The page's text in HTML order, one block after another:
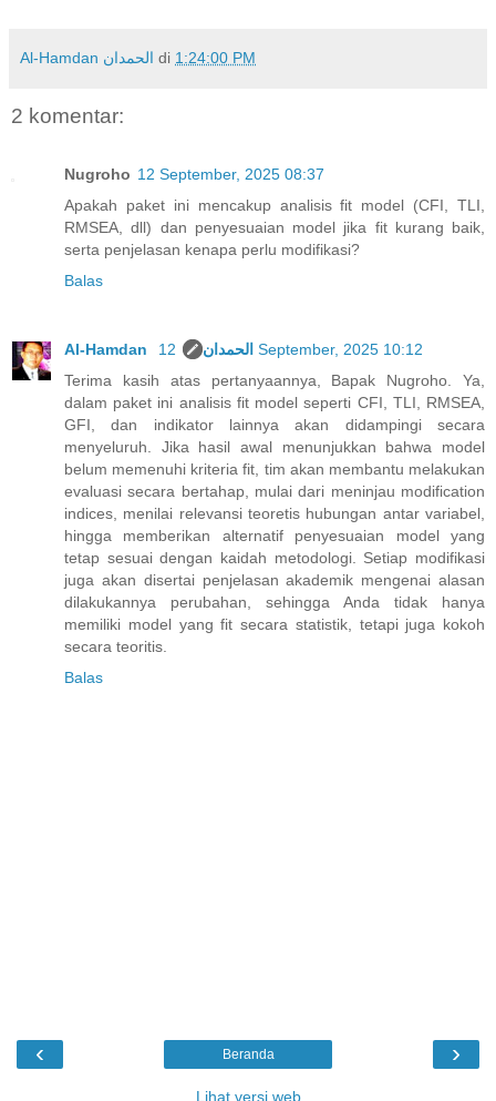
Al-Hamdan الحمدان di 1:24:00 PM
2 komentar:
Nugroho 12 September, 2025 08:37
Apakah paket ini mencakup analisis fit model (CFI, TLI,
RMSEA, dll) dan penyesuaian model jika fit kurang baik,
serta penjelasan kenapa perlu modifikasi?
Balas
Al-Hamdan الحمدان 12 September, 2025 10:12
Terima kasih atas pertanyaannya, Bapak Nugroho. Ya,
dalam paket ini analisis fit model seperti CFI, TLI, RMSEA,
GFI, dan indikator lainnya akan didampingi secara
menyeluruh. Jika hasil awal menunjukkan bahwa model
belum memenuhi kriteria fit, tim akan membantu melakukan
evaluasi secara bertahap, mulai dari meninjau modification
indices, menilai relevansi teoretis hubungan antar variabel,
hingga memberikan alternatif penyesuaian model yang
tetap sesuai dengan kaidah metodologi. Setiap modifikasi
juga akan disertai penjelasan akademik mengenai alasan
dilakukannya perubahan, sehingga Anda tidak hanya
memiliki model yang fit secara statistik, tetapi juga kokoh
secara teoritis.
Balas
‹ ›
Beranda
Lihat versi web